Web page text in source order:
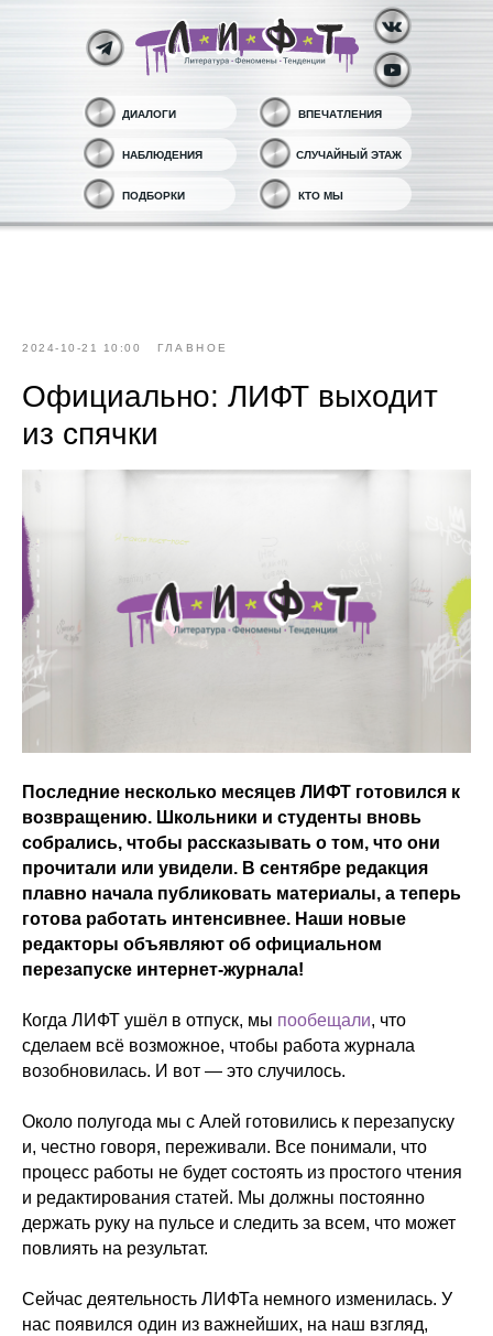
ДИАЛОГИ ВПЕЧАТЛЕНИЯ
НАБЛЮДЕНИЯ СЛУЧАЙНЫЙ ЭТАЖ
ПОДБОРКИ КТО МЫ
2024-10-21 10:00 ГЛАВНОЕ
Официально: ЛИФТ выходит
из спячки
Последние несколько месяцев ЛИФТ готовился к
возвращению. Школьники и студенты вновь
собрались, чтобы рассказывать о том, что они
прочитали или увидели. В сентябре редакция
плавно начала публиковать материалы, а теперь
готова работать интенсивнее. Наши новые
редакторы объявляют об официальном
перезапуске интернет-журнала!
Когда ЛИФТ ушёл в отпуск, мы пообещали, что
сделаем всё возможное, чтобы работа журнала
возобновилась. И вот — это случилось.
Около полугода мы с Алей готовились к перезапуску
и, честно говоря, переживали. Все понимали, что
процесс работы не будет состоять из простого чтения
и редактирования статей. Мы должны постоянно
держать руку на пульсе и следить за всем, что может
повлиять на результат.
Сейчас деятельность ЛИФТа немного изменилась. У
нас появился один из важнейших, на наш взгляд,